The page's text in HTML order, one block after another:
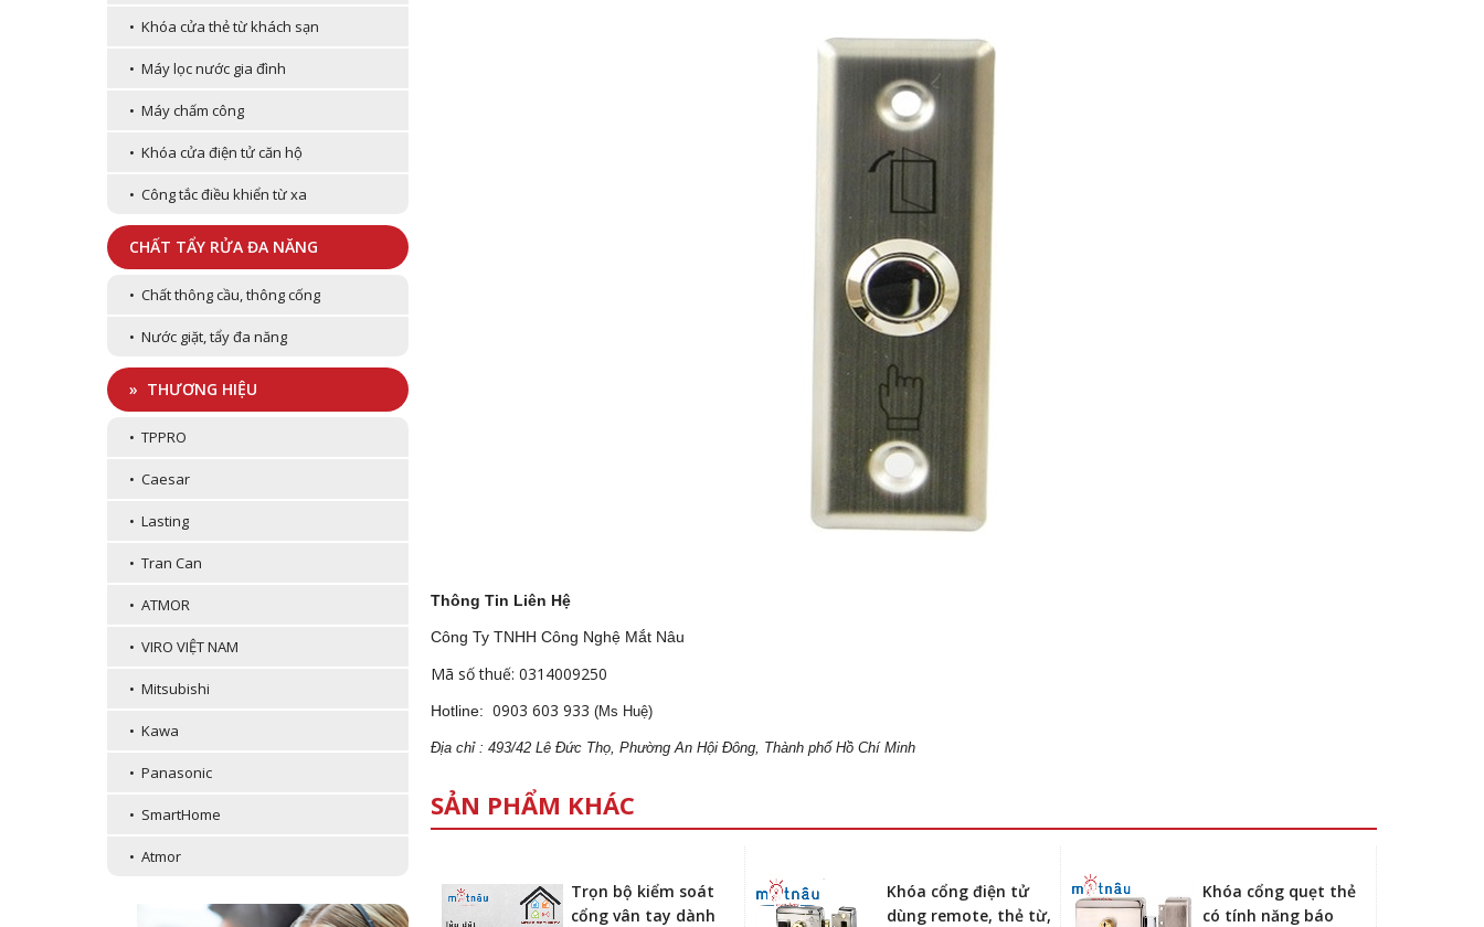
• Khóa cửa thẻ từ khách sạn
• Máy lọc nước gia đình
• Máy chấm công
• Khóa cửa điện tử căn hộ
• Công tắc điều khiển từ xa
CHẤT TẨY RỬA ĐA NĂNG
• Chất thông cầu, thông cống
• Nước giặt, tẩy đa năng
» THƯƠNG HIỆU
• TPPRO
• Caesar
• Lasting
• Tran Can
• ATMOR
• VIRO VIỆT NAM
• Mitsubishi
• Kawa
• Panasonic
• SmartHome
• Atmor
Thông Tin Liên Hệ
Công Ty TNHH Công Nghệ Mắt Nâu
Mã số thuế: 0314009250
Hotline: 0903 603 933 (Ms Huệ)
Địa chỉ : 493/42 Lê Đức Thọ, Phường An Hội Đông, Thành phố Hồ Chí Minh
SẢN PHẨM KHÁC
Trọn bộ kiểm soát
cổng vân tay dành
Khóa cổng điện tử
dùng remote, thẻ từ,
Khóa cổng quẹt thẻ
có tính năng báo